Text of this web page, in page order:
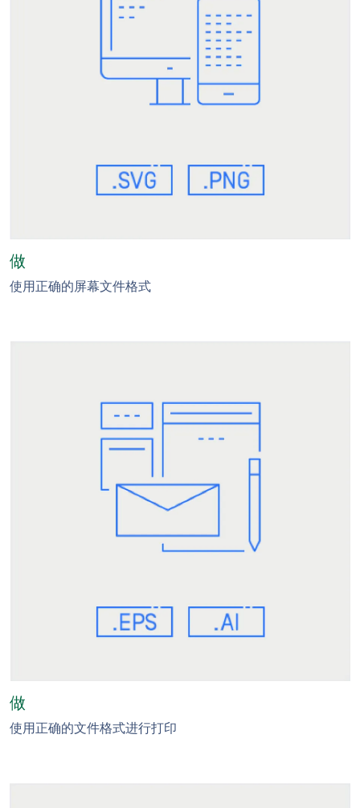
做
使用正确的屏幕文件格式
做
使用正确的文件格式进行打印